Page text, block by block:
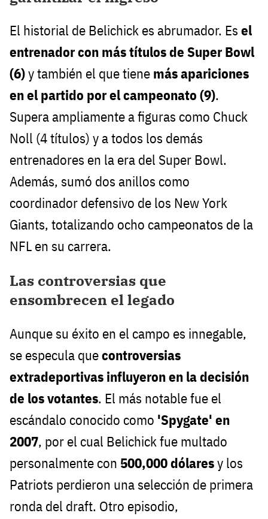
El historial de Belichick es abrumador. Es el
entrenador con más títulos de Super Bowl
(6)y también el que tiene más apariciones
en el partido por el campeonato (9).
Supera ampliamente a figuras como Chuck
Noll (4 títulos) y a todos los demás
entrenadores en la era del Super Bowl.
Además, sumó dos anillos como
coordinador defensivo de los New York
Giants, totalizando ocho campeonatos de la
NFL en su carrera.
Las controversias que
ensombrecen el legado
Aunque su éxito en el campo es innegable,
se especula quecontroversias
extradeportivas influyeron en la decisión
de los votantes. El más notable fue el
escándalo conocido como 'Spygate' en
2007, por el cual Belichick fue multado
personalmente con 500,000 dólaresy los
Patriots perdieron una selección de primera
ronda del draft. Otro episodio,